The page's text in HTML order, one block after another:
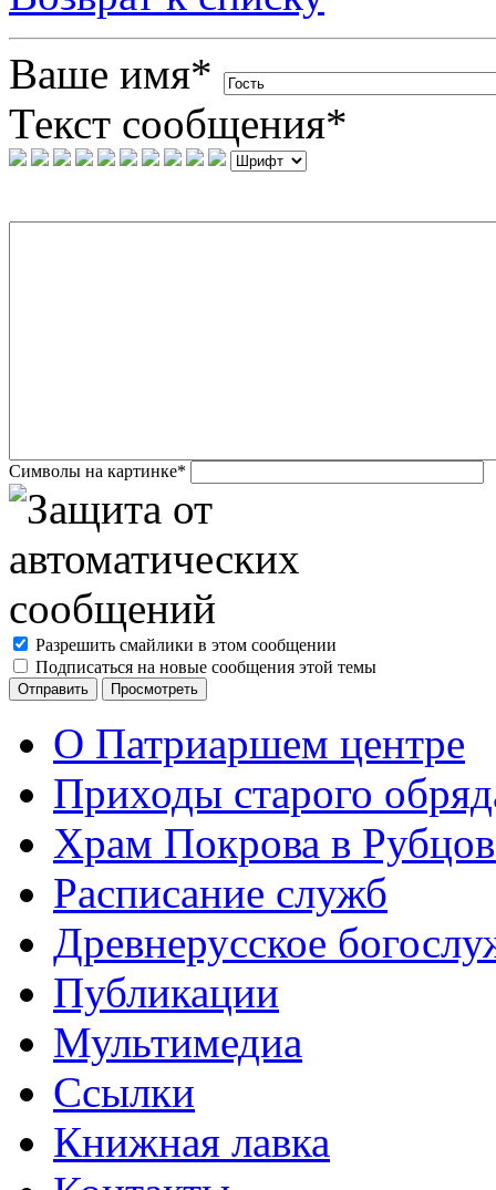
Ваше имя*
Текст сообщения*
Символы на картинке*
Разрешить смайлики в этом сообщении
Подписаться на новые сообщения этой темы
О Патриаршем центре
Приходы старого
Храм Покрова в
Расписание служб
Древнерусское
Публикации
Мультимедиа
Ссылки
Книжная лавка